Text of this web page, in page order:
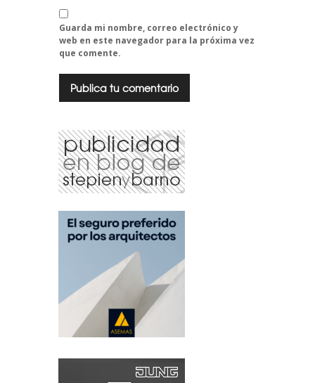
Guarda mi nombre, correo electrónico y
web en este navegador para la próxima vez
que comente.